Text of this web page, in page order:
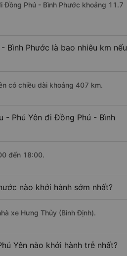
Đồng Phú - Bình Phước khoảng 11.7
Bình Phước là bao nhiêu km nếu
có chiều dài khoảng 407 km.
- Phú Yên đi Đồng Phú - Bình
đến 18:00.
nào khởi hành sớm nhất?
xe Hưng Thủy (Bình Định).
Yên nào khởi hành trễ nhất?